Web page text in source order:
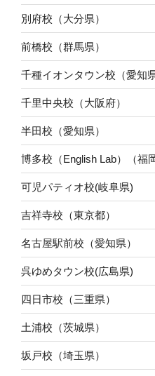
別府校（大分県）
前橋校（群馬県）
千種イオンタウン校（愛知県
千里中央校（大阪府）
半田校（愛知県）
博多校（English Lab）（福
可児パティオ校(岐阜県)
吉祥寺校（東京都）
名古屋駅前校（愛知県）
呉ゆめタウン校(広島県)
四日市校（三重県）
土浦校（茨城県）
坂戸校（埼玉県）